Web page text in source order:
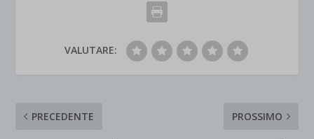
VALUTARE:
PRECEDENTE PROSSIMO